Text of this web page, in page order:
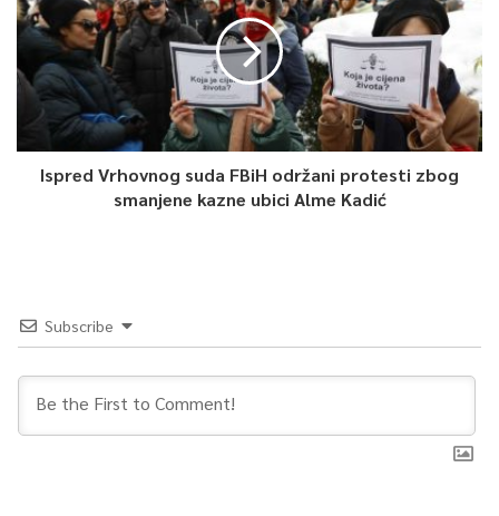
Ispred Vrhovnog suda FBiH održani protesti zbog
smanjene kazne ubici Alme Kadić
Subscribe